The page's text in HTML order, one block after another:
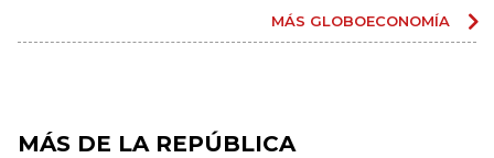
MÁS GLOBOECONOMÍA
MÁS DE LA REPÚBLICA